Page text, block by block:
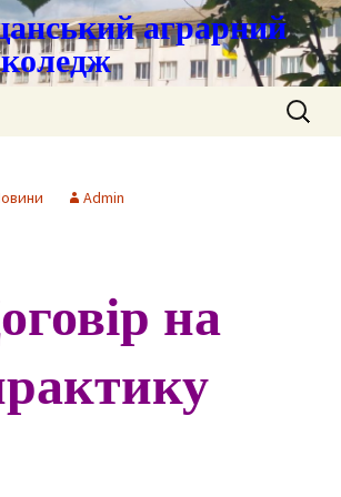
аграрний
Пошук:
Admin
на